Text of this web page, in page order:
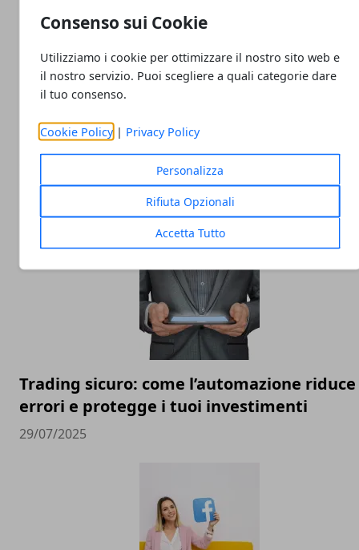
Consenso sui Cookie
Utilizziamo i cookie per ottimizzare il nostro sito web e
il nostro servizio. Puoi scegliere a quali categorie dare
il tuo consenso.
Cookie Policy| Privacy Policy
Personalizza
Rifiuta Opzionali
Accetta Tutto
Non tutti i trader sono uguali: perché un
software personalizzabile fa davvero la
differenza
Trading sicuro: come l’automazione
errori e protegge i tuoi investimenti
29/07/2025